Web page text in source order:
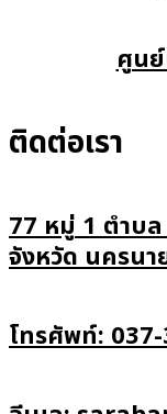
ศูน
ติดต่อเรา
77 หมู่ 1 ตำบ
จังหวัด นครน
โทรศัพท์: